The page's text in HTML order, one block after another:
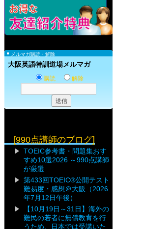
メルマガ購読・解除
大阪英語特訓道場メルマガ
購読 解除
[990点講師のブログ]
TOEIC参考書・問題集おす
すめ10選2026 ～990点講師
が厳選
第433回TOEIC®公開テスト
難易度・感想＠大阪（2026
年7月12日午後）
【10月19日～31日】海外の
難民の若者に無償教育を行
うため、日本では受講いた